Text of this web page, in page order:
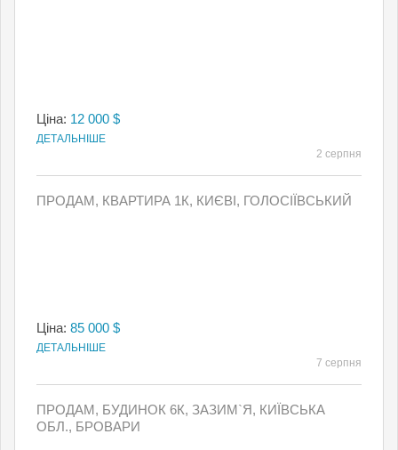
Ціна: 12 000 $
ДЕТАЛЬНІШЕ
2 серпня
ПРОДАМ, КВАРТИРА 1К, КИЄВI, ГОЛОСІЇВСЬКИЙ
Ціна: 85 000 $
ДЕТАЛЬНІШЕ
7 серпня
ПРОДАМ, БУДИНОК 6К, ЗАЗИМ`Я, КИЇВСЬКА
ОБЛ., БРОВАРИ